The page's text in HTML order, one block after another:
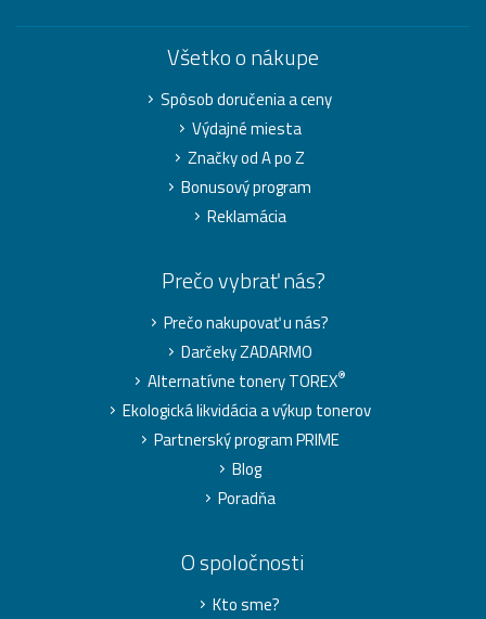
Všetko o nákupe
Spôsob doručenia a ceny
Výdajné miesta
Značky od A po Z
Bonusový program
Reklamácia
Prečo vybrať nás?
Prečo nakupovať u nás?
Darčeky ZADARMO
Alternatívne tonery TOREX®
Ekologická likvidácia a výkup tonerov
Partnerský program PRIME
Blog
Poradňa
O spoločnosti
Kto sme?